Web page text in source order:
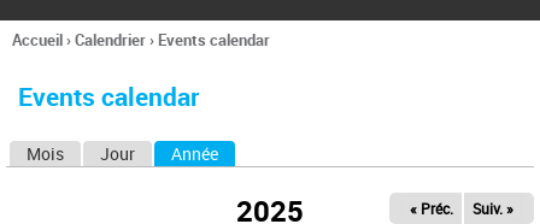
l
h
e
Vous
ici
Accueil›Calendrier› Events calendar
Events calendar
Mois Jour Année
2025 « Préc. Suiv. »